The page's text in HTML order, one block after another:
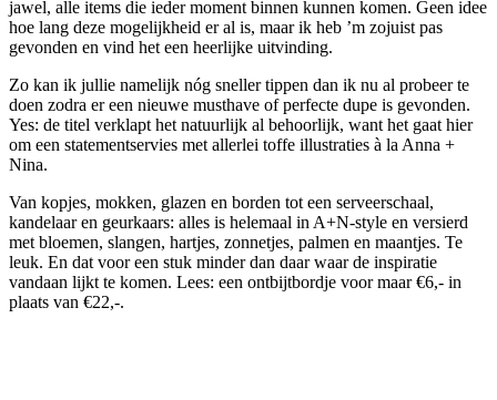
jawel, alle items die ieder moment binnen kunnen komen. Geen idee
hoe lang deze mogelijkheid er al is, maar ik heb ’m zojuist pas
gevonden en vind het een heerlijke uitvinding.
Zo kan ik jullie namelijk nóg sneller tippen dan ik nu al probeer te
doen zodra er een nieuwe musthave of perfecte dupe is gevonden.
Yes: de titel verklapt het natuurlijk al behoorlijk, want het gaat hier
om een statementservies met allerlei toffe illustraties à la Anna +
Nina.
Van kopjes, mokken, glazen en borden tot een serveerschaal,
kandelaar en geurkaars: alles is helemaal in A+N-style en versierd
met bloemen, slangen, hartjes, zonnetjes, palmen en maantjes. Te
leuk. En dat voor een stuk minder dan daar waar de inspiratie
vandaan lijkt te komen. Lees: een ontbijtbordje voor maar €6,- in
plaats van €22,-.